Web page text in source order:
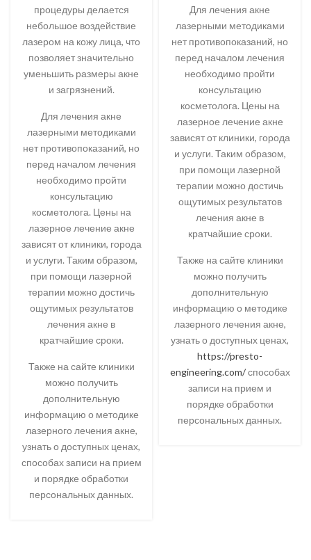
процедуры делается
небольшое воздействие
лазером на кожу лица, что
позволяет значительно
уменьшить размеры акне
и загрязнений.
Для лечения акне
лазерными методиками
нет противопоказаний, но
перед началом лечения
необходимо пройти
консультацию
косметолога. Цены на
лазерное лечение акне
зависят от клиники, города
и услуги. Таким образом,
при помощи лазерной
терапии можно достичь
ощутимых результатов
лечения акне в
кратчайшие сроки.
Также на сайте клиники
можно получить
дополнительную
информацию о методике
лазерного лечения акне,
узнать о доступных ценах,
способах записи на прием
и порядке обработки
персональных данных.
Для лечения акне
лазерными методиками
нет противопоказаний, но
перед началом лечения
необходимо пройти
консультацию
косметолога. Цены на
лазерное лечение акне
зависят от клиники, города
и услуги. Таким образом,
при помощи лазерной
терапии можно достичь
ощутимых результатов
лечения акне в
кратчайшие сроки.
Также на сайте клиники
можно получить
дополнительную
информацию о методике
лазерного лечения акне,
узнать о доступных ценах,
https://presto-
engineering.com/способах
записи на прием и
порядке обработки
персональных данных.